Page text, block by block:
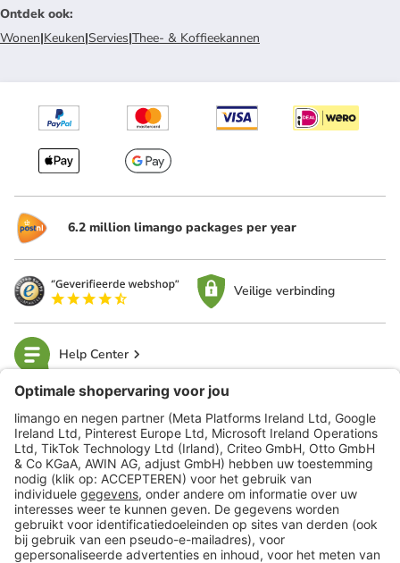
Ontdek ook:
Wonen|Keuken|Servies|Thee- & Koffieekannen
6.2 million limango packages per year
Veilige verbinding
Help Center
limango
Veilig winkelen
Klantenservice
Shop